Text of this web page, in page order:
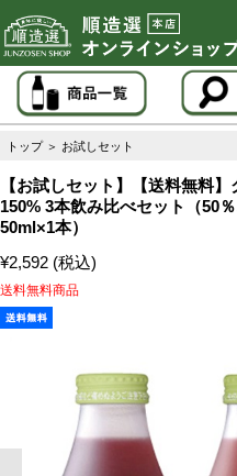
トップ ＞ お試しセット
【お試しセット】【送料無料
150% 3本飲み比べセット（50
50ml×1本）
¥2,592 (税込)
送料無料商品